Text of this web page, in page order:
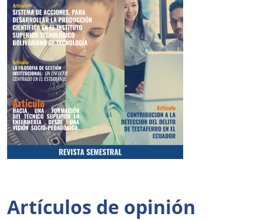
Artículos de opinión